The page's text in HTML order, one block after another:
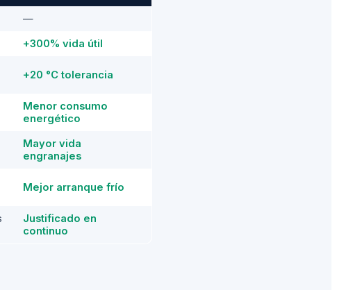
—
+300% vida útil
+20 °C tolerancia
Menor consumo
energético
Mayor vida
engranajes
Mejor arranque frío
Justificado en
continuo